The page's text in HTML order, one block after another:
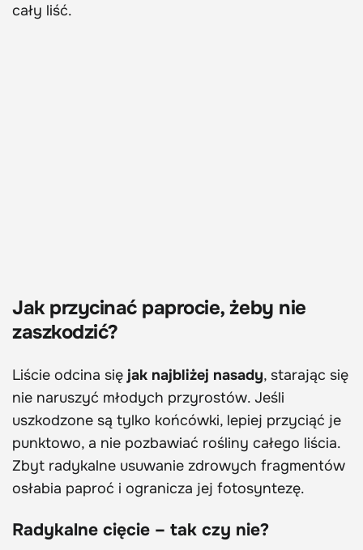
cały liść.
Jak przycinać paprocie, żeby nie
zaszkodzić?
Liście odcina się jak najbliżej nasady, starając się
nie naruszyć młodych przyrostów. Jeśli
uszkodzone są tylko końcówki, lepiej przyciąć je
punktowo, a nie pozbawiać rośliny całego liścia.
Zbyt radykalne usuwanie zdrowych fragmentów
osłabia paproć i ogranicza jej fotosyntezę.
Radykalne cięcie – tak czy nie?